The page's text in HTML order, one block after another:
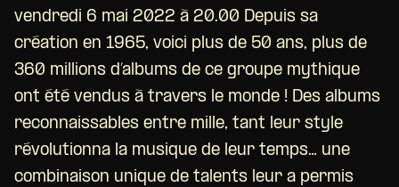
vendredi 6 mai 2022 à 20.00 Depuis sa
création en 1965, voici plus de 50 ans, plus de
360 millions d’albums de ce groupe mythique
ont été vendus à travers le monde ! Des albums
reconnaissables entre mille, tant leur style
révolutionna la musique de leur temps… une
combinaison unique de talents leur a permis